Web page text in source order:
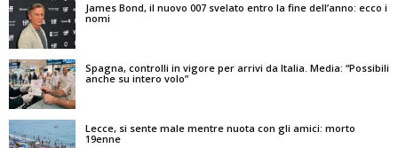
James Bond, il nuovo 007 svelato entro la fine dell’anno: ecco i
nomi
Spagna, controlli in vigore per arrivi da Italia. Media: “Possibili
anche su intero volo”
Lecce, si sente male mentre nuota con gli amici: morto
19enne